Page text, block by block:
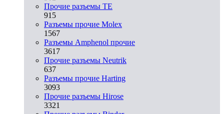
Прочие разъемы TE
915
Разъемы прочие Molex
1567
Разъемы Amphenol прочие
3617
Прочие разъемы Neutrik
637
Разъемы прочие Harting
3093
Прочие разъемы Hirose
3321